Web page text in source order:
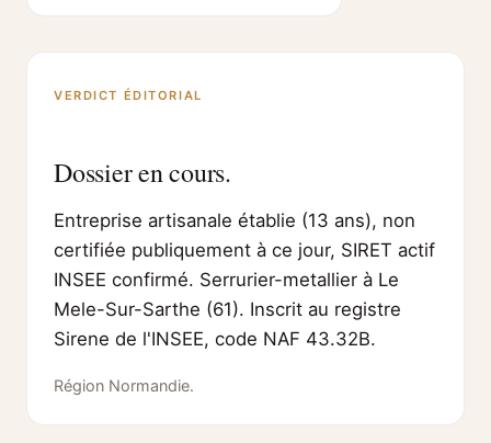
VERDICT ÉDITORIAL
Dossier en cours.
Entreprise artisanale établie (13 ans), non
certifiée publiquement à ce jour, SIRET actif
INSEE confirmé. Serrurier-metallier à Le
Mele-Sur-Sarthe (61). Inscrit au registre
Sirene de l'INSEE, code NAF 43.32B.
Région Normandie.